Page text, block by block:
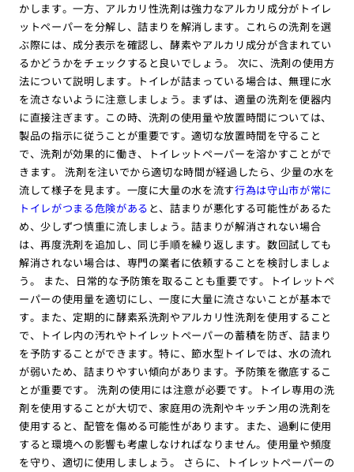
かします。一方、アルカリ性洗剤は強力なアルカリ成分がトイレ
ットペーパーを分解し、詰まりを解消します。これらの洗剤を選
ぶ際には、成分表示を確認し、酵素やアルカリ成分が含まれてい
るかどうかをチェックすると良いでしょう。 次に、洗剤の使用方
法について説明します。トイレが詰まっている場合は、無理に水
を流さないように注意しましょう。まずは、適量の洗剤を便器内
に直接注ぎます。この時、洗剤の使用量や放置時間については、
製品の指示に従うことが重要です。適切な放置時間を守ること
で、洗剤が効果的に働き、トイレットペーパーを溶かすことがで
きます。 洗剤を注いでから適切な時間が経過したら、少量の水を
流して様子を見ます。一度に大量の水を流す行為は守山市が常に
トイレがつまる危険がある と、詰まりが悪化する可能性があるた
め、少しずつ慎重に流しましょう。詰まりが解消されない場合
は、再度洗剤を追加し、同じ手順を繰り返します。数回試しても
解消されない場合は、専門の業者に依頼することを検討しましょ
う。 また、日常的な予防策を取ることも重要です。トイレットペ
ーパーの使用量を適切にし、一度に大量に流さないことが基本で
す。また、定期的に酵素系洗剤やアルカリ性洗剤を使用すること
で、トイレ内の汚れやトイレットペーパーの蓄積を防ぎ、詰まり
を予防することができます。特に、節水型トイレでは、水の流れ
が弱いため、詰まりやすい傾向があります。予防策を徹底するこ
とが重要です。 洗剤の使用には注意が必要です。トイレ専用の洗
剤を使用することが大切で、家庭用の洗剤やキッチン用の洗剤を
使用すると、配管を傷める可能性があります。また、過剰に使用
すると環境への影響も考慮しなければなりません。使用量や頻度
を守り、適切に使用しましょう。 さらに、トイレットペーパーの